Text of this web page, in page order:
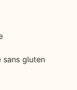
sans gluten